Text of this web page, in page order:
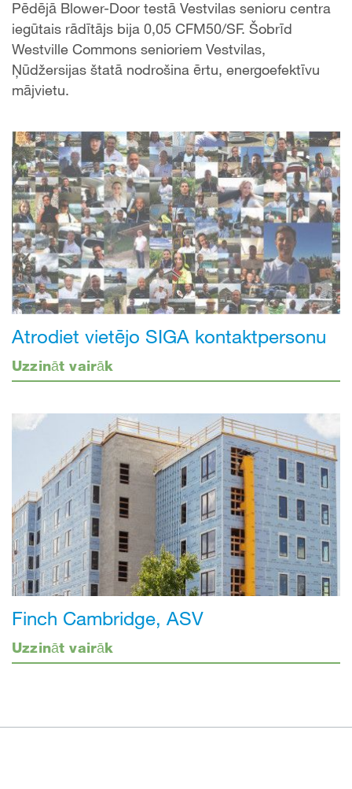
Pēdējā Blower-Door testā Vestvilas senioru centra
iegūtais rādītājs bija 0,05 CFM50/SF. Šobrīd
Westville Commons senioriem Vestvilas,
Ņūdžersijas štatā nodrošina ērtu, energoefektīvu
mājvietu.
Atrodiet vietējo SIGA kontaktpersonu
Uzzināt vairāk
Finch Cambridge, ASV
Uzzināt vairāk